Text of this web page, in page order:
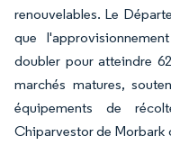
renouvelables. Le
que
doubler pour atteindre
marchés matures,
équipements de
Chiparvestor de Morbark